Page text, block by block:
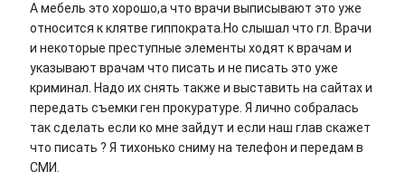
А мебель это хорошо,а что врачи выписывают это уже
относится к клятве гиппократа.Но слышал что гл. Врачи
и некоторые преступные элементы ходят к врачам и
указывают врачам что писать и не писать это уже
криминал. Надо их снять также и выставить на сайтах и
передать съемки ген прокуратуре. Я лично собралась
так сделать если ко мне зайдут и если наш глав скажет
что писать ? Я тихонько сниму на телефон и передам в
СМИ.